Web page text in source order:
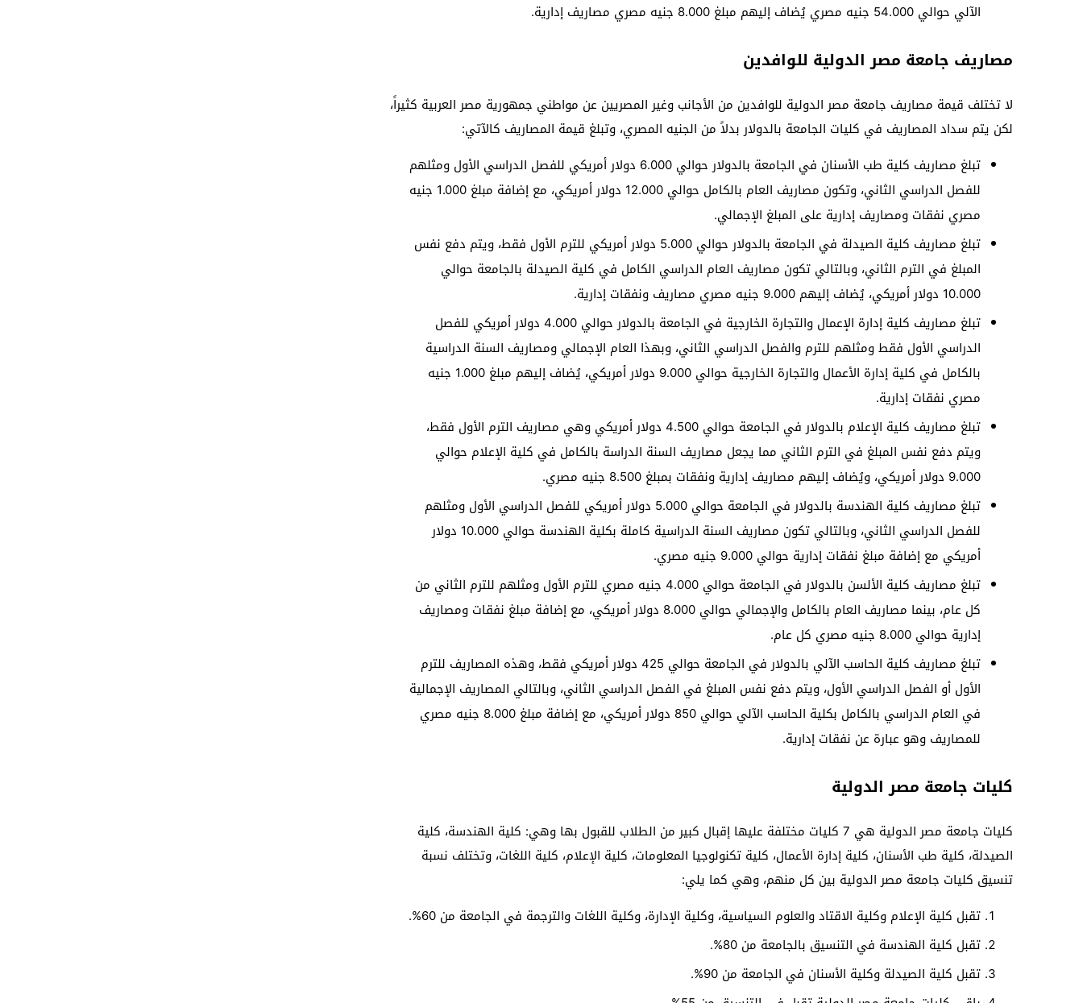
الآلي حوالي 54.000 جنيه مصري يُضاف إليهم مبلغ 8.000 جنيه مصري مصاريف إدارية.
مصاريف جامعة مصر الدولية للوافدين
لا تختلف قيمة مصاريف جامعة مصر الدولية للوافدين من الأجانب وغير المصريين عن مواطني جمهورية مصر العربية كثيراً،
لكن يتم سداد المصاريف في كليات الجامعة بالدولار بدلاً من الجنيه المصري، وتبلغ قيمة المصاريف كالآتي:
تبلغ مصاريف كلية طب الأسنان في الجامعة بالدولار حوالي 6.000 دولار أمريكي للفصل الدراسي الأول ومثلهم
للفصل الدراسي الثاني، وتكون مصاريف العام بالكامل حوالي 12.000 دولار أمريكي، مع إضافة مبلغ 1.000 جنيه
مصري نفقات ومصاريف إدارية على المبلغ الإجمالي.
تبلغ مصاريف كلية الصيدلة في الجامعة بالدولار حوالي 5.000 دولار أمريكي للترم الأول فقط، ويتم دفع نفس
المبلغ في الترم الثاني، وبالتالي تكون مصاريف العام الدراسي الكامل في كلية الصيدلة بالجامعة حوالي
10.000 دولار أمريكي، يُضاف إليهم 9.000 جنيه مصري مصاريف ونفقات إدارية.
تبلغ مصاريف كلية إدارة الإعمال والتجارة الخارجية في الجامعة بالدولار حوالي 4.000 دولار أمريكي للفصل
الدراسي الأول فقط ومثلهم للترم والفصل الدراسي الثاني، وبهذا العام الإجمالي ومصاريف السنة الدراسية
بالكامل في كلية إدارة الأعمال والتجارة الخارجية حوالي 9.000 دولار أمريكي، يُضاف إليهم مبلغ 1.000 جنيه
مصري نفقات إدارية.
تبلغ مصاريف كلية الإعلام بالدولار في الجامعة حوالي 4.500 دولار أمريكي وهي مصاريف الترم الأول فقط،
ويتم دفع نفس المبلغ في الترم الثاني مما يجعل مصاريف السنة الدراسة بالكامل في كلية الإعلام حوالي
9.000 دولار أمريكي، ويُضاف إليهم مصاريف إدارية ونفقات بمبلغ 8.500 جنيه مصري.
تبلغ مصاريف كلية الهندسة بالدولار في الجامعة حوالي 5.000 دولار أمريكي للفصل الدراسي الأول ومثلهم
للفصل الدراسي الثاني، وبالتالي تكون مصاريف السنة الدراسية كاملة بكلية الهندسة حوالي 10.000 دولار
أمريكي مع إضافة مبلغ نفقات إدارية حوالي 9.000 جنيه مصري.
تبلغ مصاريف كلية الألسن بالدولار في الجامعة حوالي 4.000 جنيه مصري للترم الأول ومثلهم للترم الثاني من
كل عام، بينما مصاريف العام بالكامل والإجمالي حوالي 8.000 دولار أمريكي، مع إضافة مبلغ نفقات ومصاريف
إدارية حوالي 8.000 جنيه مصري كل عام.
تبلغ مصاريف كلية الحاسب الآلي بالدولار في الجامعة حوالي 425 دولار أمريكي فقط، وهذه المصاريف للترم
الأول أو الفصل الدراسي الأول، ويتم دفع نفس المبلغ في الفصل الدراسي الثاني، وبالتالي المصاريف الإجمالية
في العام الدراسي بالكامل بكلية الحاسب الآلي حوالي 850 دولار أمريكي، مع إضافة مبلغ 8.000 جنيه مصري
للمصاريف وهو عبارة عن نفقات إدارية.
كليات جامعة مصر الدولية
كليات جامعة مصر الدولية هي 7 كليات مختلفة عليها إقبال كبير من الطلاب للقبول بها وهي: كلية الهندسة، كلية
الصيدلة، كلية طب الأسنان، كلية إدارة الأعمال، كلية تكنولوجيا المعلومات، كلية الإعلام، كلية اللغات، وتختلف نسبة
تنسيق كليات جامعة مصر الدولية بين كل منهم، وهي كما يلي:
تقبل كلية الإعلام وكلية الاقتاد والعلوم السياسية، وكلية الإدارة، وكلية اللغات والترجمة في الجامعة من 60%.
تقبل كلية الهندسة في التنسيق بالجامعة من 80%.
تقبل كلية الصيدلة وكلية الأسنان في الجامعة من 90%.